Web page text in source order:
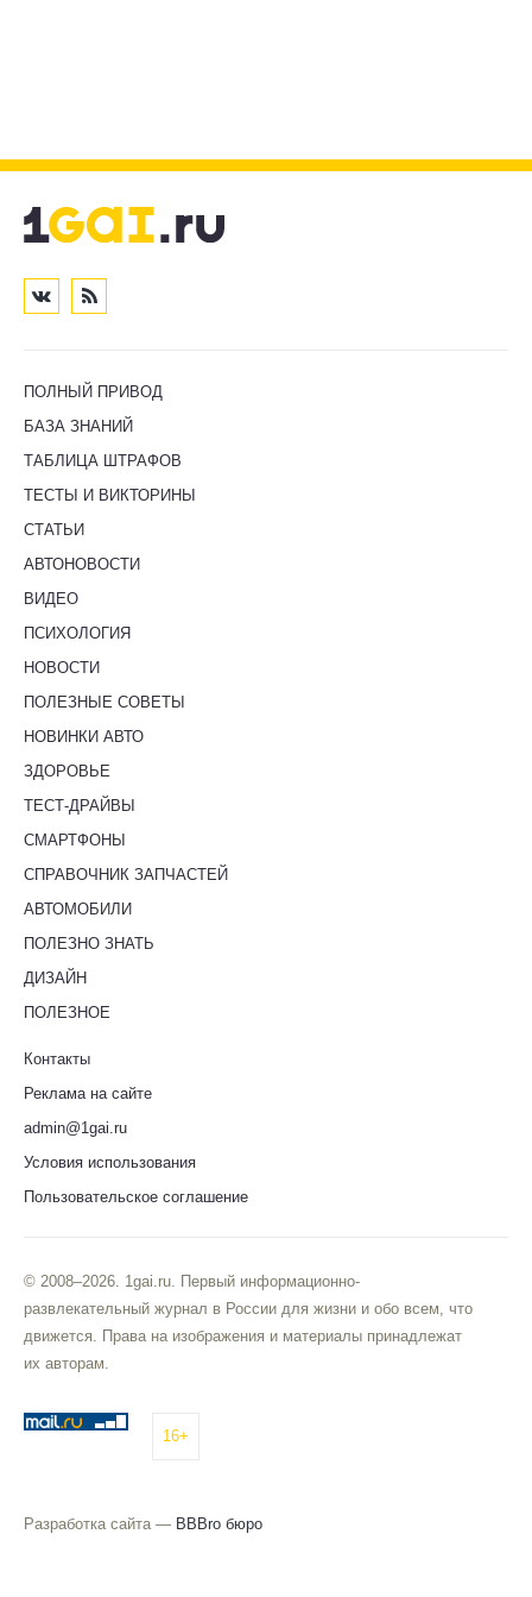
ПОЛНЫЙ ПРИВОД
БАЗА ЗНАНИЙ
ТАБЛИЦА ШТРАФОВ
ТЕСТЫ И ВИКТОРИНЫ
СТАТЬИ
АВТОНОВОСТИ
ВИДЕО
ПСИХОЛОГИЯ
НОВОСТИ
ПОЛЕЗНЫЕ СОВЕТЫ
НОВИНКИ АВТО
ЗДОРОВЬЕ
ТЕСТ-ДРАЙВЫ
СМАРТФОНЫ
СПРАВОЧНИК ЗАПЧАСТЕЙ
АВТОМОБИЛИ
ПОЛЕЗНО ЗНАТЬ
ДИЗАЙН
ПОЛЕЗНОЕ
Контакты
Реклама на сайте
admin@1gai.ru
Условия использования
Пользовательское соглашение
© 2008–2026. 1gai.ru. Первый информационно-
развлекательный журнал в России для жизни и обо всем, что
движется. Права на изображения и материалы принадлежат
их авторам.
16+
Разработка сайта — BBBro бюро